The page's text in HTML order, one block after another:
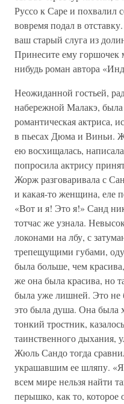
Руссо к Саре и похвалил
вовремя подал в
ваш старый слуга из
Принесите ему горшочек
нибудь роман автора
Неожиданной гостьей,
набережной Малакэ,
романтическая актриса,
в пьесах Дюма и Виньи.
ею восхищалась,
попросила актрису
Жорж разговаривала с
и какая-то женщина, еле
«Вот и я! Это я!» Санд
тотчас же узнала.
локонами на лбу, с
трепещущими губами,
была больше, чем
же она была красива, но
была уже лишней. Это не
это была душа. Она была
тонкий тростник,
таинственного дыхания,
Жюль Сандо тогда
украшавшим ее шляпу.
всем мире нельзя найти
перышко, как то, которое